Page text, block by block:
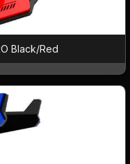
Black/Red